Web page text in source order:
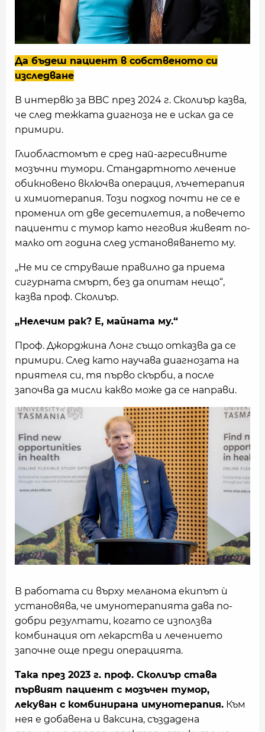
Да бъдеш пациент в собственото си
изследване
В интервю за BBC през 2024 г. Сколиър казва,
че след тежката диагноза не е искал да се
примири.
Глиобластомът е сред най-агресивните
мозъчни тумори. Стандартното лечение
обикновено включва операция, лъчетерапия
и химиотерапия. Този подход почти не се е
променил от две десетилетия, а повечето
пациенти с тумор като неговия живеят по-
малко от година след установяването му.
„Не ми се струваше правилно да приема
сигурната смърт, без да опитам нещо“,
казва проф. Сколиър.
„Нелечим рак? Е, майната му.“
Проф. Джорджина Лонг също отказва да се
примири. След като научава диагнозата на
приятеля си, тя първо скърби, а после
започва да мисли какво може да се направи.
В работата си върху меланома екипът ѝ
установява, че имунотерапията дава по-
добри резултати, когато се използва
комбинация от лекарства и лечението
започне още преди операцията.
Така през 2023 г. проф. Сколиър става
първият пациент с мозъчен тумор,
лекуван с комбинирана имунотерапия. Към
нея е добавена и ваксина, създадена